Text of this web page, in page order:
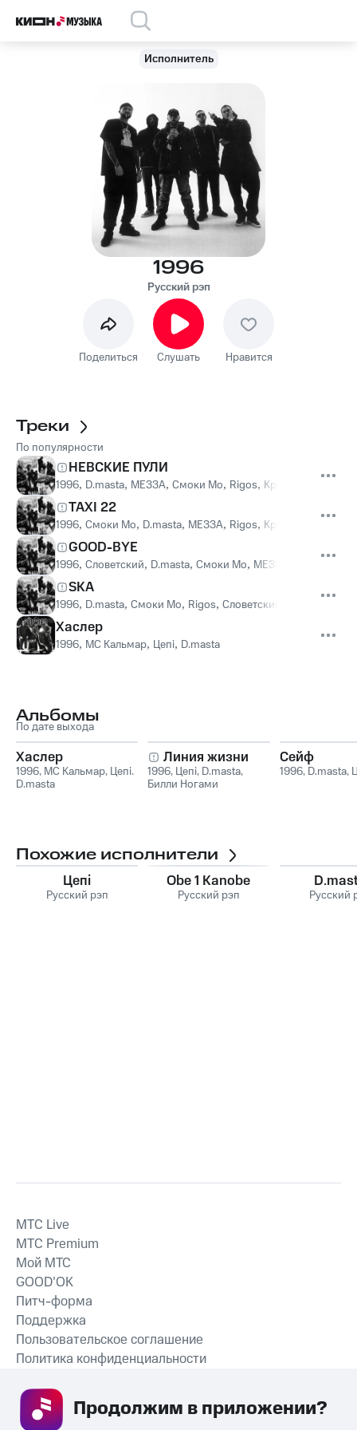
Исполнитель
1996
Русский рэп
Поделиться Слушать Нравится
Треки
По популярности
НЕВСКИЕ ПУЛИ
1996, D.masta, МЕЗЗА, Смоки Мо, Rigos, Крип-А-Крип
TAXI 22
1996, Смоки Мо, D.masta, МЕЗЗА, Rigos, Крип-А-Крип
GOOD-BYE
1996, Словетский, D.masta, Смоки Мо, МЕЗЗА
SKA
1996, D.masta, Смоки Мо, Rigos, Словетский
Хаслер
1996, МС Кальмар, Цепi, D.masta
Альбомы
По дате выхода
Хаслер
1996, МС Кальмар, Цепi,
D.masta
Линия жизни
1996, Цепi, D.masta,
Билли Ногами
Сейф
1996, D.masta,
Похожие исполнители
Цепi
Русский рэп
Obe 1 Kanobe
Русский рэп Русский
СКАЧАТЬ ПРИЛОЖЕНИЕ
MTС Live
MTС Premium
Мой МТС
GOOD’OK
Питч-форма
Поддержка
Пользовательское соглашение
Политика конфиденциальности